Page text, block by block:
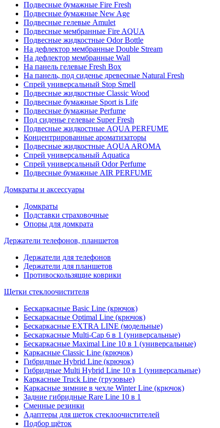
Подвесные бумажные Fire Fresh
Подвесные бумажные New Age
Подвесные гелевые Amulet
Подвесные мембранные Fire AQUA
Подвесные жидкостные Odor Bottle
На дефлектор мембранные Double Stream
На дефлектор мембранные Wall
На панель гелевые Fresh Box
На панель, под сиденье древесные Natural Fresh
Спрей универсальный Stop Smell
Подвесные жидкостные Classic Wood
Подвесные бумажные Sport is Life
Подвесные бумажные Perfume
Под сиденье гелевые Super Fresh
Подвесные жидкостные AQUA PERFUME
Концентрированные ароматизаторы
Подвесные жидкостные AQUA AROMA
Спрей универсальный Aquatica
Спрей универсальный Odor Perfume
Подвесные бумажные AIR PERFUME
Домкраты и аксессуары
Домкраты
Подставки страховочные
Опоры для домкрата
Держатели телефонов, планшетов
Держатели для телефонов
Держатели для планшетов
Противоскользящие коврики
Щетки стеклоочистителя
Бескаркасные Basic Line (крючок)
Бескаркасные Optimal Line (крючок)
Бескаркасные EXTRA LINE (модельные)
Бескаркасные Multi-Cap 6 в 1 (универсальные)
Бескаркасные Maximal Line 10 в 1 (универсальные)
Каркасные Classic Line (крючок)
Гибридные Hybrid Line (крючок)
Гибридные Multi Hybrid Line 10 в 1 (универсальные)
Каркасные Truck Line (грузовые)
Каркасные зимние в чехле Winter Line (крючок)
Задние гибридные Rare Line 10 в 1
Сменные резинки
Адаптеры для щеток стеклоочистителей
Подбор щёток